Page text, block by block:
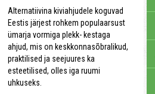
Alternatiivina kiviahjudele koguvad
Eestis järjest rohkem populaarsust
ümarja vormiga plekk- kestaga
ahjud, mis on keskkonnasõbralikud,
praktilised ja seejuures ka
esteetilised, olles iga ruumi
uhkuseks.